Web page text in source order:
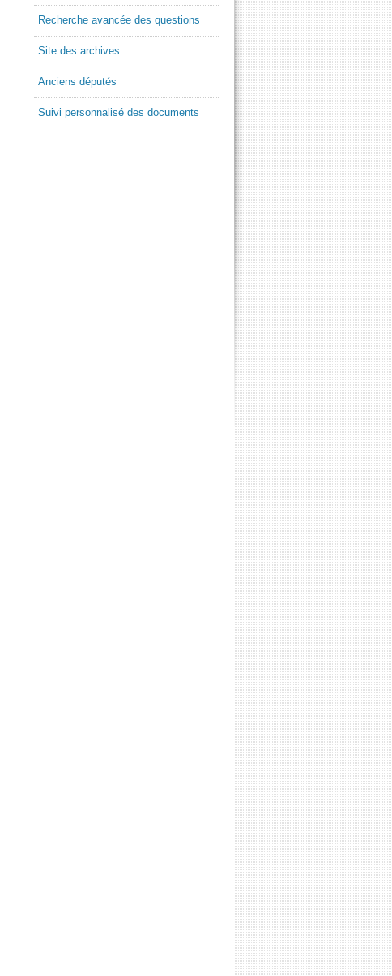
Recherche avancée des questions
Site des archives
Anciens députés
Suivi personnalisé des documents